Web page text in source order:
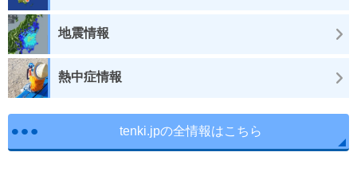
地震情報
熱中症情報
tenki.jpの全情報はこちら